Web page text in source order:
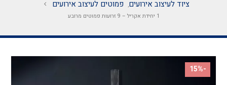
ציוד לעיצוב אירועים, פמוטים לעיצוב אירועים
1 יחידת אקריל – 9 זרועות פמוטים מרובע
-15%